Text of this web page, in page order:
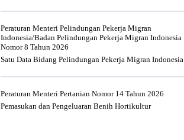
Peraturan Menteri Pelindungan Pekerja Migran
Indonesia/Badan Pelindungan Pekerja Migran Indonesia
Nomor 8 Tahun 2026
Satu Data Bidang Pelindungan Pekerja Migran Indonesia
Peraturan Menteri Pertanian Nomor 14 Tahun 2026
Pemasukan dan Pengeluaran Benih Hortikultur